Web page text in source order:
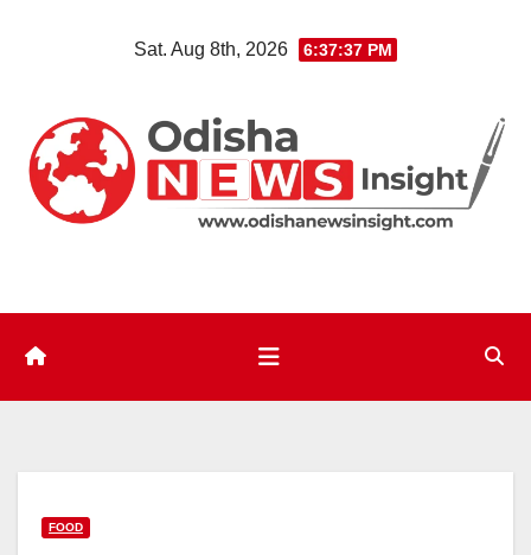
Sat. Aug 8th, 2026 6:37:38 PM
FOOD